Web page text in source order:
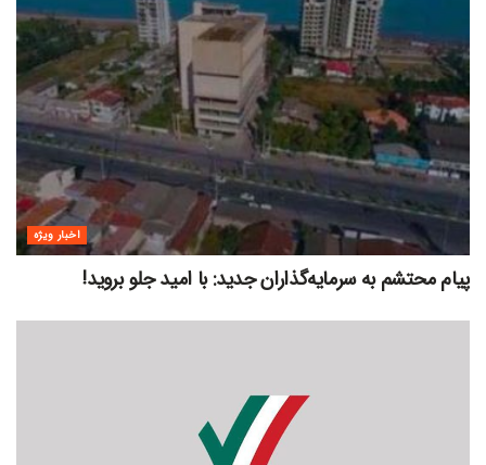
اخبار ویژه
پیام محتشم به سرمایه‌گذاران جدید: با امید جلو بروید!